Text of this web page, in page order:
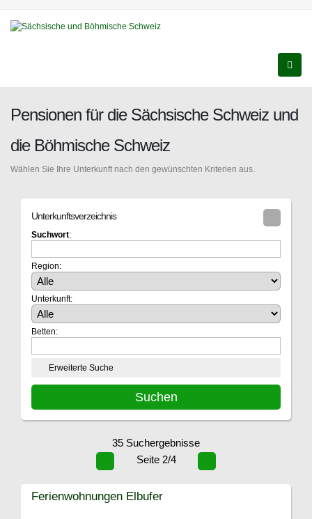
Pensionen für die Sächsische Schweiz und
die Böhmische Schweiz
Wählen Sie Ihre Unterkunft nach den gewünschten Kriterien aus.
Unterkunftsverzeichnis
Suchwort:
Region:
Unterkunft:
Betten:
Erweiterte Suche
35 Suchergebnisse
Seite 2/4
Ferienwohnungen Elbufer